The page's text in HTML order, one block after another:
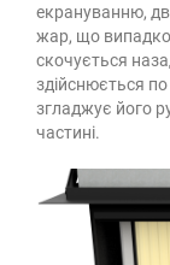
екрануванню,
жар, що
скочується
здійснюється
згладжує його
частині.